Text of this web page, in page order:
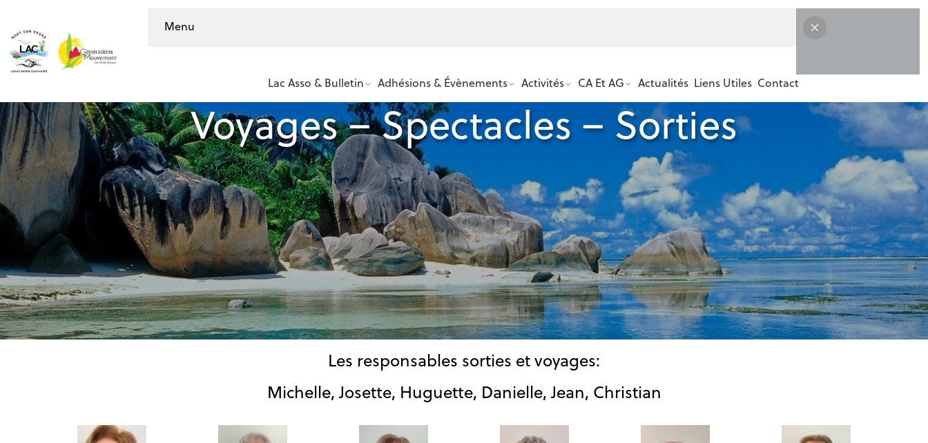
Menu
Lac Asso & Bulletin Adhésions & Évènements Activités CA Et AG Actualités Liens Utiles Contact
Voyages – Spectacles – Sorties
Les responsables sorties et voyages:
Michelle, Josette, Huguette, Danielle, Jean, Christian